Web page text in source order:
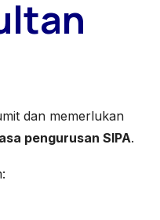
dan memerlukan
pengurusan SIPA.